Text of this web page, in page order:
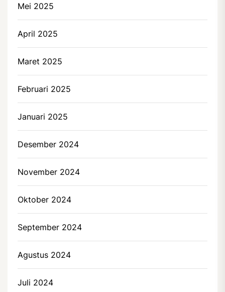
Mei 2025
April 2025
Maret 2025
Februari 2025
Januari 2025
Desember 2024
November 2024
Oktober 2024
September 2024
Agustus 2024
Juli 2024